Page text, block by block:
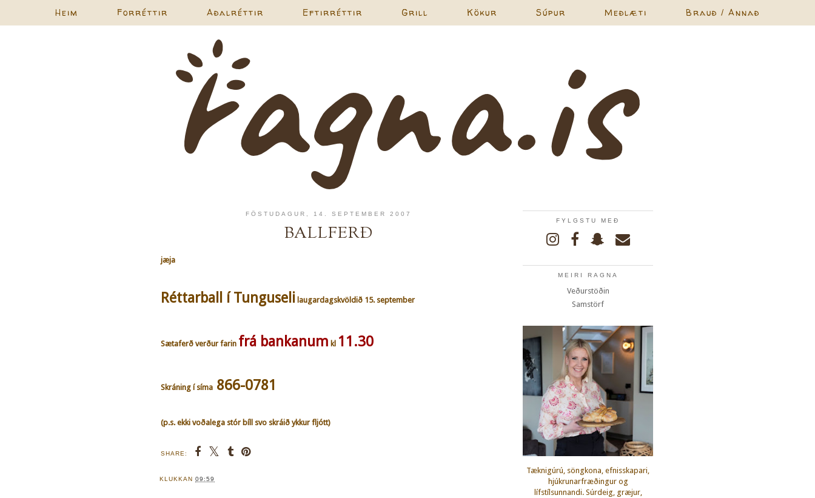
Heim Forréttir Aðalréttir Eftirréttir Grill Kökur Súpur Meðlæti Brauð / Annað
FÖSTUDAGUR, 14. SEPTEMBER 2007
BALLFERÐ
jæja
Réttarball í Tunguseli laugardagskvöldið 15. september
Sætaferð verður farin frá bankanum kl 11.30
Skráning í síma 866-0781
(p.s. ekki voðalega stór bíll svo skráið ykkur fljótt)
SHARE:
KLUKKAN 09:59
FYLGSTU MEÐ
MEIRI RAGNA
Veðurstöðin
Samstörf
Tæknigúrú, söngkona, efnisskapari,
hjúkrunarfræðingur og
lífstílsunnandi. Súrdeig, græjur,